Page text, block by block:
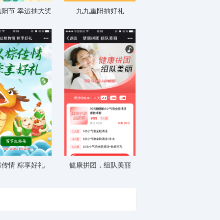
节 幸运抽大奖 九九重阳抽好礼
情 粽享好礼 健康拼团，组队美丽